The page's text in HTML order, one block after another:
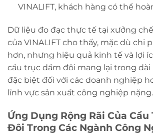
VINALIFT, khách hàng có thể
Dữ liệu đo đạc thực tế tại xưởng
của VINALIFT cho thấy, mặc dù chi
hơn, nhưng hiệu quả kinh tế và lợi
cầu trục dầm đôi mang lại trong dài
đặc biệt đối với các doanh nghiệp
lĩnh vực sản xuất công nghiệp nặng.
Ứng Dụng Rộng Rãi Của Cầu
Đôi Trong Các Ngành Công